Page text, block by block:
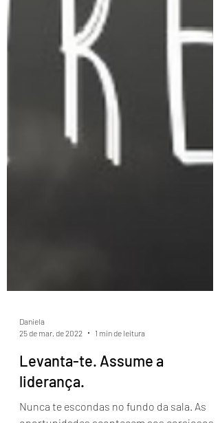
25 de mar. de 2022
1 min de leitura
Levanta-te. Assume a
liderança.